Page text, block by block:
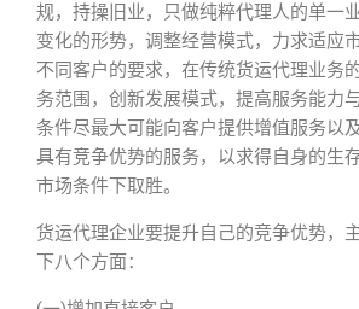
规，持操旧业，只做纯粹代理人的单一
变化的形势，调整经营模式，力求适应
不同客户的要求，在传统货运代理业务
务范围，创新发展模式，提高服务能力
条件尽最大可能向客户提供增值服务以
具有竞争优势的服务，以求得自身的生
市场条件下取胜。
货运代理企业要提升自己的竞争优势，
下八个方面：